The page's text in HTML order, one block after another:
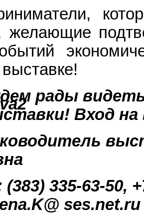
желающие
рады
Вход
(383) 335-63-50,
ses.net.ru